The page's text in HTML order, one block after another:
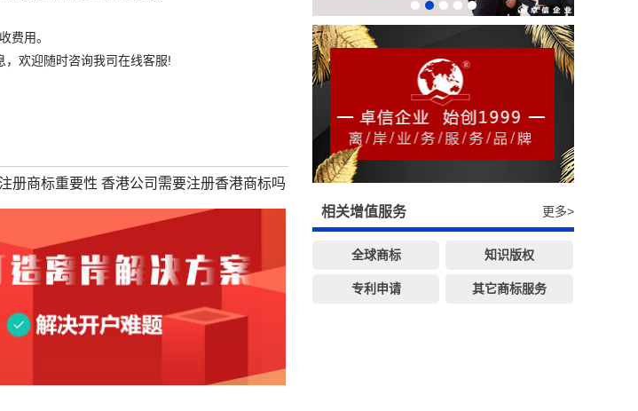
费用。
欢迎随时咨询我司在线客服!
册商标重要性 香港公司需要注册香港商标吗
相关增值服务 更多>
全球商标 知识版权
专利申请 其它商标服务